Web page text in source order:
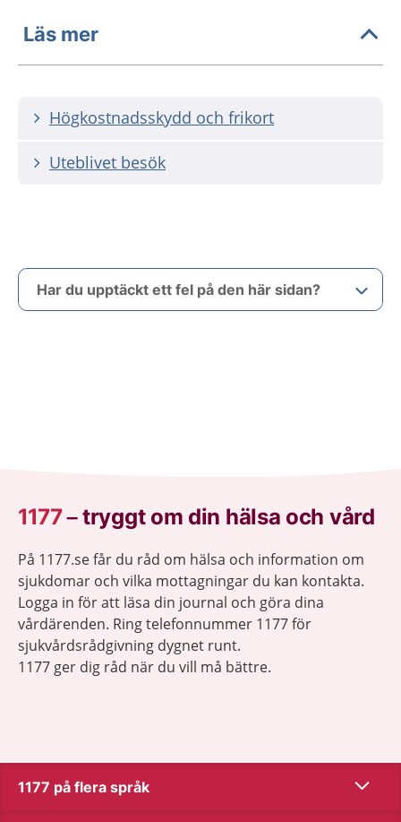
Läs mer
Högkostnadsskydd och frikort
Uteblivet besök
Har du upptäckt ett fel på den här sidan?
1177–tryggt om din hälsa och vård
På 1177.se får du råd om hälsa och information om
sjukdomar och vilka mottagningar du kan kontakta.
Logga in för att läsa din journal och göra dina
vårdärenden. Ring telefonnummer 1177 för
sjukvårdsrådgivning dygnet runt.
1177 ger dig råd när du vill må bättre.
1177 på flera språk Visa